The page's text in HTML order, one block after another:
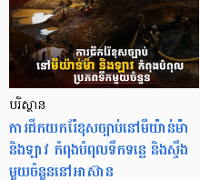
បរិស្ថាន
ការជីកយករ៉ែខុសច្បាប់នៅមីយ៉ាន់ម៉ា
និងឡាវ កំពុងបំពុលទឹកទន្លេ និងស្ទឹង
មួយចំនួននៅអាស៊ាន